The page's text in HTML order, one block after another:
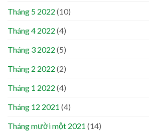
Tháng 5 2022 (10)
Tháng 4 2022 (4)
Tháng 3 2022 (5)
Tháng 2 2022 (2)
Tháng 1 2022 (4)
Tháng 12 2021 (4)
Tháng mười một 2021 (14)